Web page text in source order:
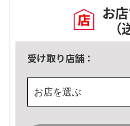
お
受け取り店舗：
お店を選ぶ